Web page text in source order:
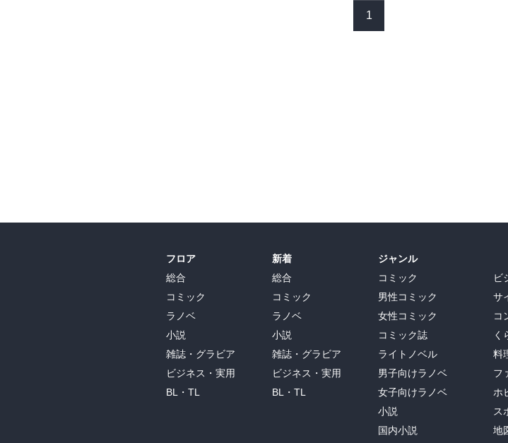
1
フロア
総合
コミック
ラノベ
小説
雑誌・グラビア
ビジネス・実用
BL・TL
新着
総合
コミック
ラノベ
小説
雑誌・グラビア
ビジネス・実用
BL・TL
ジャンル
コミック
男性コミック
女性コミック
コミック誌
ライトノベル
男子向けラノベ
女子向けラノベ
小説
国内小説
ビ
サ
コ
く
料
フ
ホ
ス
地